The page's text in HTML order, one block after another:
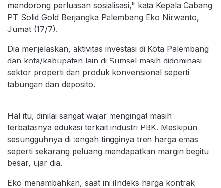
mendorong perluasan sosialisasi," kata Kepala Cabang
PT Solid Gold Berjangka Palembang Eko Nirwanto,
Jumat (17/7).
Dia menjelaskan, aktivitas investasi di Kota Palembang
dan kota/kabupaten lain di Sumsel masih didominasi
sektor properti dan produk konvensional seperti
tabungan dan deposito.
Hal itu, dinilai sangat wajar mengingat masih
terbatasnya edukasi terkait industri PBK. Meskipun
sesungguhnya di tengah tingginya tren harga emas
seperti sekarang peluang mendapatkan margin begitu
besar, ujar dia.
Eko menambahkan, saat ini iIndeks harga kontrak